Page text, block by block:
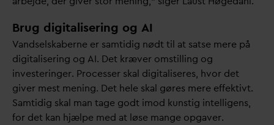
Brug digitalisering og AI
Vandselskaberne er samtidig nødt til at satse mere på
digitalisering og AI. Det kræver omstilling og
investeringer. Processer skal digitaliseres, hvor det
giver mest mening. Det hele skal gøres mere effektivt.
Samtidig skal man tage godt imod kunstig intelligens,
for det kan hjælpe med at løse mange opgaver.